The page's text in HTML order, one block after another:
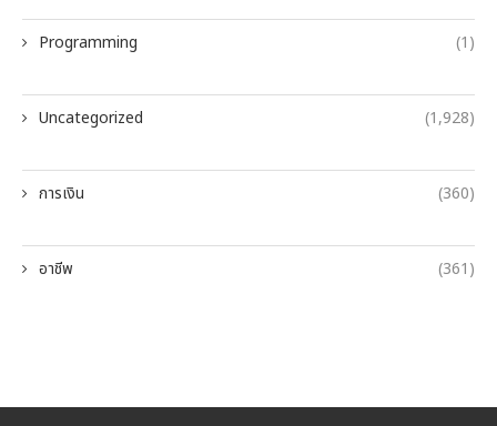
Programming (1)
Uncategorized (1,928)
การเงิน (360)
อาชีพ (361)